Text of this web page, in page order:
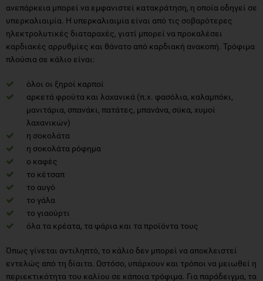
ανεπάρκεια μπορεί να εμφανιστεί κατακράτηση, η οποία οδηγεί σε
υπερκαλιαιμία. Η υπερκαλιαιμία είναι από τις σοβαρότερες
ηλεκτρολυτικές διαταραχές, γιατί μπορεί να προκαλέσει
καρδιακές αρρυθμίες και θάνατο από καρδιακή ανακοπή. Τρόφιμα
πλούσια σε κάλιο είναι:
όλοι οι ξηροί καρποί
αρκετά φρούτα και λαχανικά (π.χ. φασόλια, καλαμπόκι,
μανιτάρια, σπανάκι, πατάτες, μπανάνα, σύκα, χυμοί
λαχανικών)
η σοκολάτα
η σοκολάτα ρόφημα
ο καφές
το κέτσαπ
το αυγό
το γάλα
το γιαούρτι
όλα τα κρέατα, τα ψάρια και τα προϊόντα τους
Όπως γίνεται αντιληπτό, το κάλιο δεν μπορεί να αποκλειστεί
εντελώς από τη δίαιτα. Ωστόσο, υπάρχουν και τρόποι να μειωθεί η
περιεκτικότητα του καλίου σε κάποια τρόφιμα. Για παράδειγμα, τα